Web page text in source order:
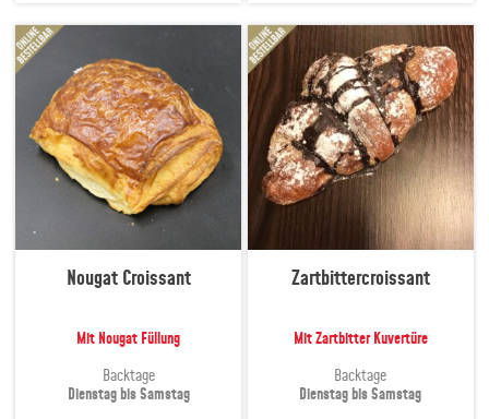
Nougat Croissant
Mit Nougat Füllung
Backtage
Dienstag bis Samstag
Zartbittercroissant
Mit Zartbitter Kuvertüre
Backtage
Dienstag bis Samstag